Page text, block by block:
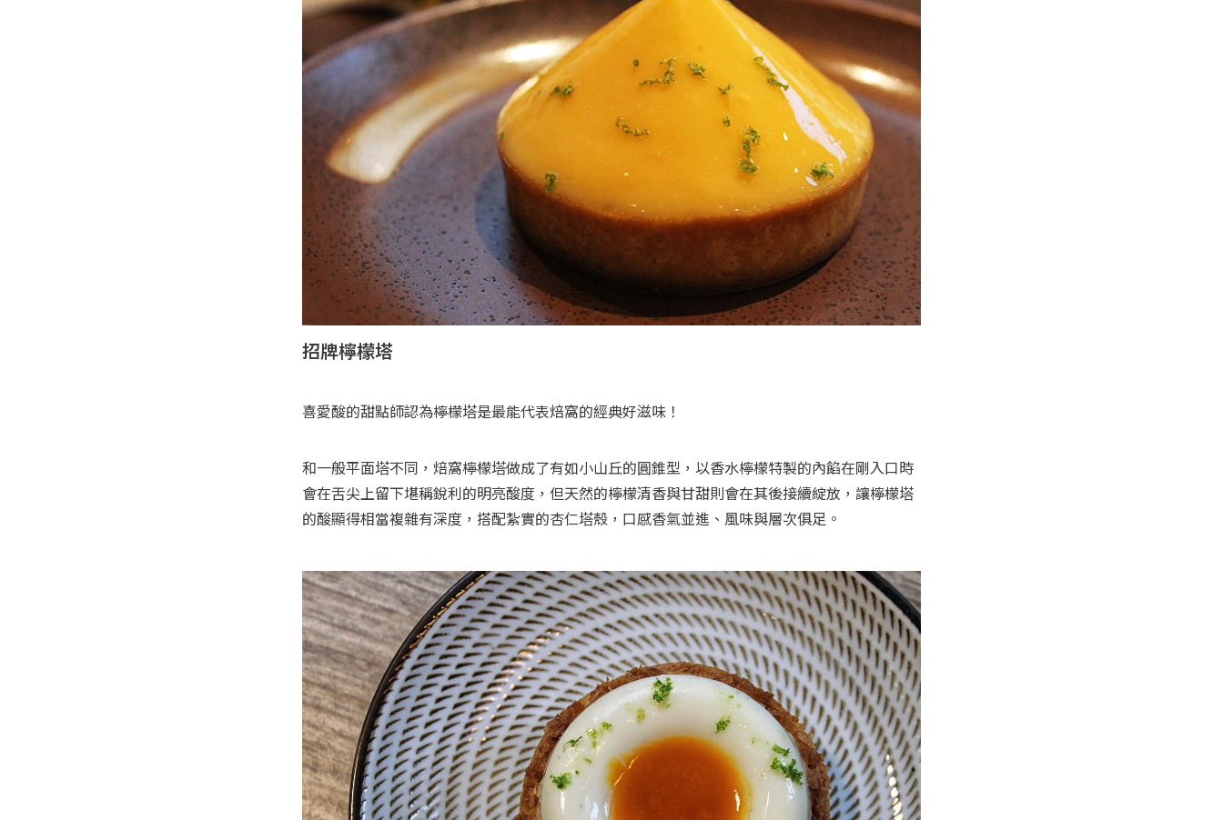
招牌檸檬塔
喜愛酸的甜點師認為檸檬塔是最能代表焙窩的經典好滋味！
和一般平面塔不同，焙窩檸檬塔做成了有如小山丘的圓錐型，以香水檸檬特製的內餡在剛入口時
會在舌尖上留下堪稱銳利的明亮酸度，但天然的檸檬清香與甘甜則會在其後接續綻放，讓檸檬塔
的酸顯得相當複雜有深度，搭配紮實的杏仁塔殼，口感香氣並進、風味與層次俱足。